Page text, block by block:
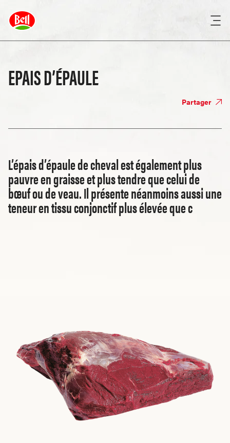
EPAIS D’ÉPAULE
Partager
L’épais d’épaule de cheval est également plus
pauvre en graisse et plus tendre que celui de
bœuf ou de veau. Il présente néanmoins aussi une
teneur en tissu conjonctif plus élevée que c